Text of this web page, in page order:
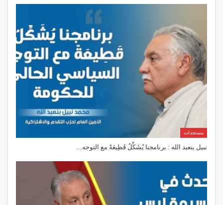
مستجدات
نبيل بنعبد الله : برنامجنا يُشَكِّلُ قَطِيعَةً مع التوجه…